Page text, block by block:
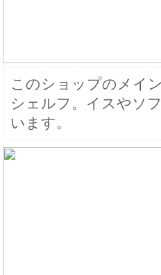
このショップのメイ
シェルフ。イスやソ
います。